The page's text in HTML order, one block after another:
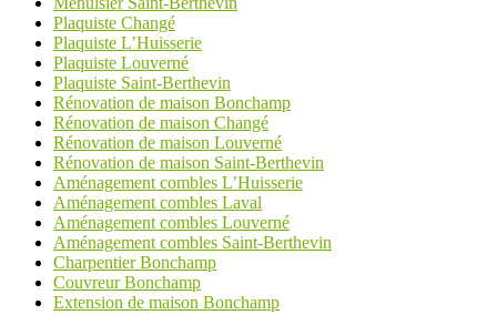
Plaquiste Changé
Plaquiste L’Huisserie
Plaquiste Louverné
Plaquiste Saint-Berthevin
Rénovation de maison Bonchamp
Rénovation de maison Changé
Rénovation de maison Louverné
Rénovation de maison Saint-Berthevin
Aménagement combles L’Huisserie
Aménagement combles Laval
Aménagement combles Louverné
Aménagement combles Saint-Berthevin
Charpentier Bonchamp
Couvreur Bonchamp
Extension de maison Bonchamp